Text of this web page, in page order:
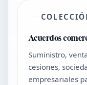
Acuerdos
Suministro,
cesiones,
empresariales